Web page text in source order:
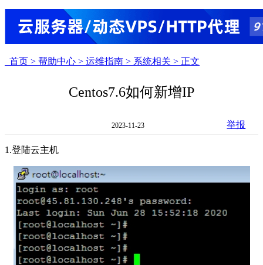
首页 > 帮助中心 > 运维指南 > 系统相关 > 正文
Centos7.6如何新增IP
2023-11-23 举报
1.登陆云主机